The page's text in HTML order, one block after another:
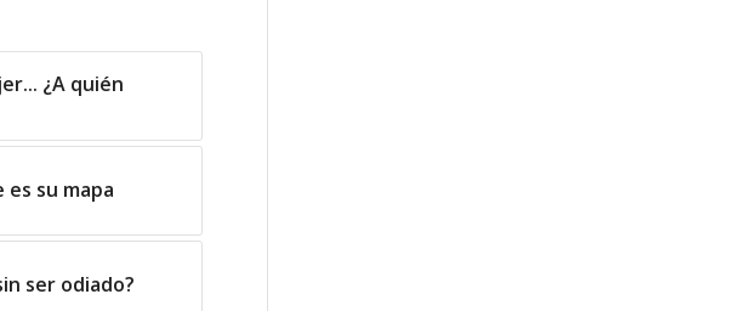
¿A quién
es su mapa
ser odiado?